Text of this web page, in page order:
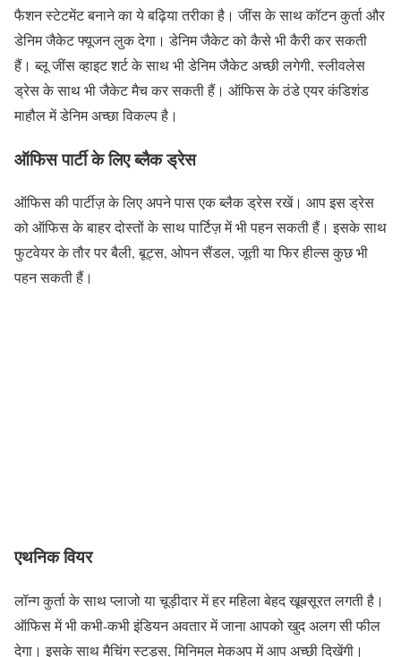
फैशन स्टेटमेंट बनाने का ये बढ़िया तरीका है। जींस के साथ कॉटन कुर्ता और
डेनिम जैकेट फ्यूजन लुक देगा। डेनिम जैकेट को कैसे भी कैरी कर सकती
हैं। ब्लू जींस व्हाइट शर्ट के साथ भी डेनिम जैकेट अच्छी लगेगी, स्लीवलेस
ड्रेस के साथ भी जैकेट मैच कर सकती हैं। ऑफिस के ठंडे एयर कंडिशंड
माहौल में डेनिम अच्छा विकल्प है।
ऑफिस पार्टी के लिए ब्लैक ड्रेस
ऑफिस की पार्टीज़ के लिए अपने पास एक ब्लैक ड्रेस रखें। आप इस ड्रेस
को ऑफिस के बाहर दोस्तों के साथ पार्टिज़ में भी पहन सकती हैं। इसके साथ
फुटवेयर के तौर पर बैली, बूट्स, ओपन सैंडल, जूती या फिर हील्स कुछ भी
पहन सकती हैं।
एथनिक वियर
लॉन्ग कुर्ता के साथ प्लाजो या चूड़ीदार में हर महिला बेहद खूबसूरत लगती है।
ऑफिस में भी कभी-कभी इंडियन अवतार में जाना आपको खुद अलग सी फील
देगा। इसके साथ मैचिंग स्टड्स, मिनिमल मेकअप में आप अच्छी दिखेंगी।